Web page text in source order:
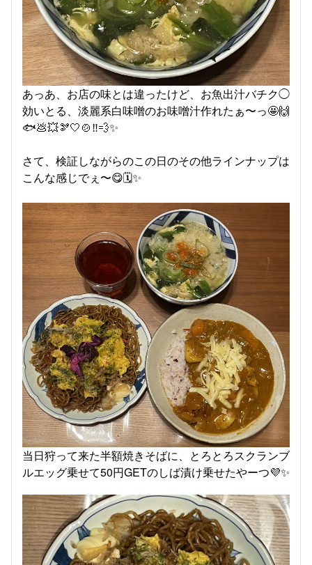
あっあ、お店の味とは違ったけど、お魚出汁バチク◯
効いとる、淡麗系白味噌のお味噌汁作れたぁ〜っ🤩🙌
🐟💩💥🫘🤍🍲‼️💨✨
さて、検証しながらのこの日のその他ラインナップは
こんな感じでぇ〜😋🗓️✨
当日狩って来た半額焼きそばに、とろとろスクランブ
ルエッグ乗せて50円GETのしば漬け乗せたやーつ💜✨